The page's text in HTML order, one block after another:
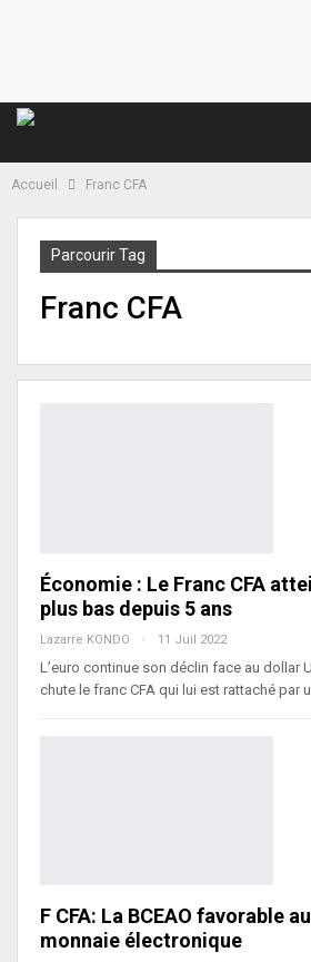
Accueil Franc CFA
Parcourir Tag
Franc CFA
Économie : Le Franc CFA
plus bas depuis 5 ans
Lazarre KONDO 11 Juil 2022
L’euro continue son déclin face au dollar
chute le franc CFA qui lui est rattaché par
F CFA: La BCEAO favorable
monnaie électronique